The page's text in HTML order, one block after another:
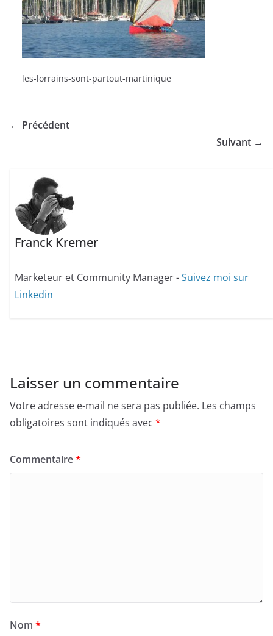
les-lorrains-sont-partout-martinique
← Précédent
Suivant →
Franck Kremer
Marketeur et Community Manager -Suivez moi sur
Linkedin
Laisser un commentaire
Votre adresse e-mail ne sera pas publiée. Les champs
obligatoires sont indiqués avec *
Commentaire*
Nom *